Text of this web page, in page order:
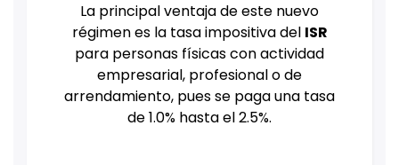
La principal ventaja de este nuevo
régimen es la tasa impositiva del ISR
para personas físicas con actividad
empresarial, profesional o de
arrendamiento, pues se paga una tasa
de 1.0% hasta el 2.5%.